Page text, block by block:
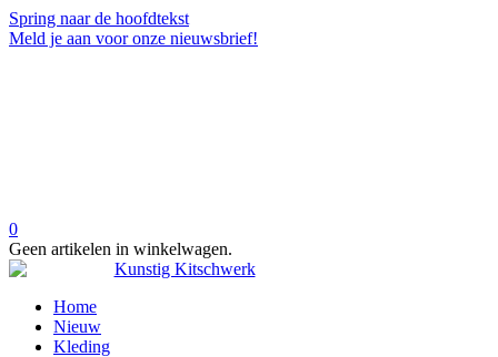
Spring naar de hoofdtekst
Meld je aan voor onze nieuwsbrief!
0
Geen artikelen in winkelwagen.
Home
Nieuw
Kleding